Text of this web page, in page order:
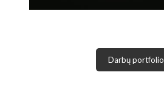
Darbų portfolio